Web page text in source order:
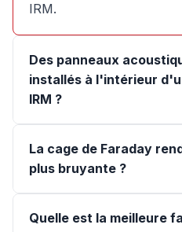
IRM.
Des panneaux
installés à l'intérieur
IRM ?
La cage de Faraday
plus bruyante ?
Quelle est la meilleure